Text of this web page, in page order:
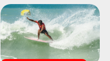
Kelly Slater convidado.